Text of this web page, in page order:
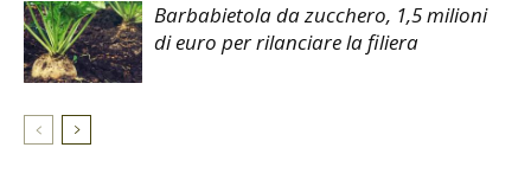
Barbabietola da zucchero, 1,5 milioni
di euro per rilanciare la filiera